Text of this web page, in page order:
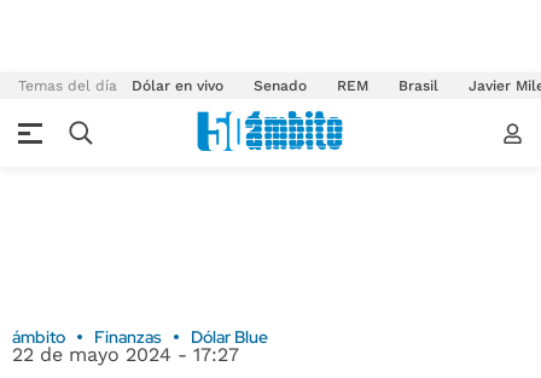
Temas del día Dólar en vivo Senado REM Brasil Javier
ámbito Finanzas Dólar Blue
22 de mayo 2024 - 17:27